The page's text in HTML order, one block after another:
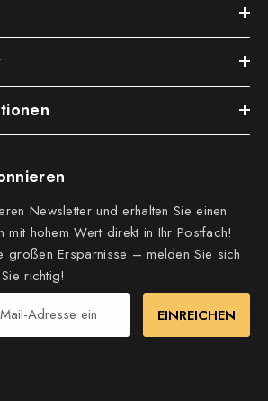
Newsletter und erhalten Sie einen
mit hohem Wert direkt in Ihr Postfach!
großen Ersparnisse – melden Sie sich
richtig!
EINREICHEN